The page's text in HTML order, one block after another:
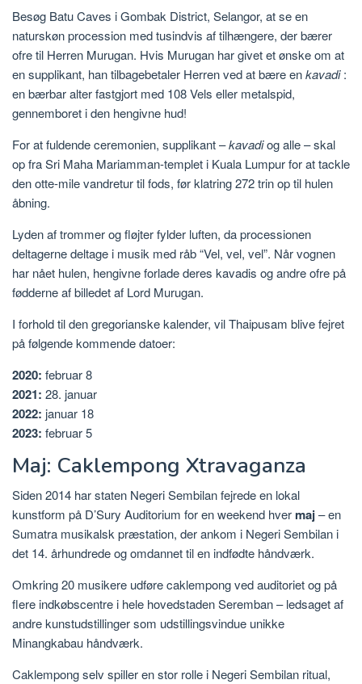
Besøg Batu Caves i Gombak District, Selangor, at se en
naturskøn procession med tusindvis af tilhængere, der bærer
ofre til Herren Murugan. Hvis Murugan har givet et ønske om at
en supplikant, han tilbagebetaler Herren ved at bære enkavadi:
en bærbar alter fastgjort med 108 Vels eller metalspid,
gennemboret i den hengivne hud!
For at fuldende ceremonien, supplikant –kavadiog alle – skal
op fra Sri Maha Mariamman-templet i Kuala Lumpur for at tackle
den otte-mile vandretur til fods, før klatring 272 trin op til hulen
åbning.
Lyden af ​​trommer og fløjter fylder luften, da processionen
deltagerne deltage i musik med råb “Vel, vel, vel”. Når vognen
har nået hulen, hengivne forlade deres kavadis og andre ofre på
fødderne af billedet af Lord Murugan.
I forhold til den gregorianske kalender, vil Thaipusam blive fejret
på følgende kommende datoer:
2020: februar 8
2021: 28. januar
2022: januar 18
2023: februar 5
Maj: Caklempong Xtravaganza
Siden 2014 har staten Negeri Sembilan fejrede en lokal
kunstform på D’Sury Auditorium for en weekend hver maj– en
Sumatra musikalsk præstation, der ankom i Negeri Sembilan i
det 14. århundrede og omdannet til en indfødte håndværk.
Omkring 20 musikere udføre caklempong ved auditoriet og på
flere indkøbscentre i hele hovedstaden Seremban – ledsaget af
andre kunstudstillinger som udstillingsvindue unikke
Minangkabau håndværk.
Caklempong selv spiller en stor rolle i Negeri Sembilan ritual,